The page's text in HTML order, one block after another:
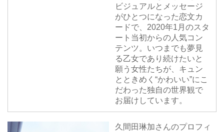
ビジュアルとメッセージ
がひとつになった恋文カ
ードで、2020年1月のスタ
ート当初からの人気コン
テンツ。いつまでも夢見
る乙女であり続けたいと
願う女性たちが、キュン
とときめく“かわいい”にこ
だわった独自の世界観で
お届けしています。
久間田琳加さんのプロフィ